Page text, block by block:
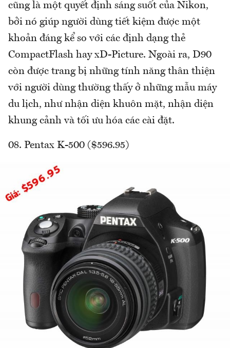
cũng là một quyết định sáng suốt của Nikon,
bởi nó giúp người dùng tiết kiệm được một
khoản đáng kể so với các định dạng thẻ
CompactFlash hay xD-Picture. Ngoài ra, D90
còn được trang bị những tính năng thân thiện
với người dùng thường thấy ở những mẫu máy
du lịch, như nhận diện khuôn mặt, nhận diện
khung cảnh và tối ưu hóa các cài đặt.
08. Pentax K-500 ($596.95)